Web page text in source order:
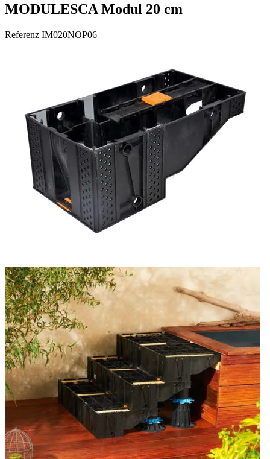
MODULESCA Modul 20 cm
Referenz IM020NOP06